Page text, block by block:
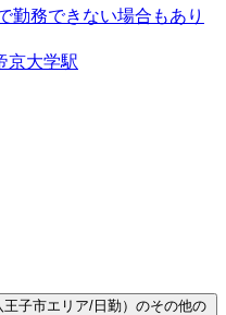
勤務できない場合もあり
京大学駅
子市エリア/日勤）のその他の